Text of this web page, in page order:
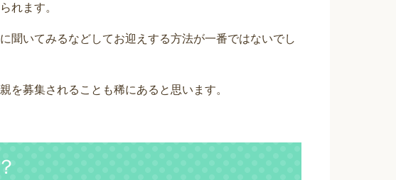
れます。
聞いてみるなどしてお迎えする方法が一番ではないでし
を募集されることも稀にあると思います。